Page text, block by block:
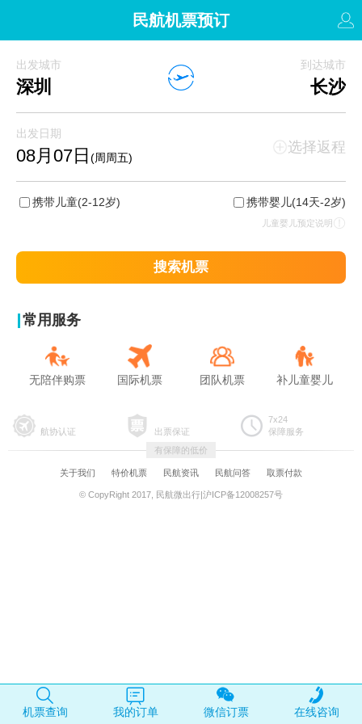
民航机票预订
出发城市
深圳
到达城市
长沙
出发日期
08月07日 (周周五)
选择返程
携带儿童(2-12岁) 携带婴儿(14天-2岁)
儿童婴儿预定说明
搜索机票
常用服务
无陪伴购票 国际机票 团队机票 补儿童婴儿
航协认证 出票保证
7x24
保障服务
有保障的低价
关于我们 特价机票 民航资讯 民航问答 取票付款
© CopyRight 2017, 民航微出行|沪ICP备12008257号
机票查询 我的订单 微信订票 在线咨询